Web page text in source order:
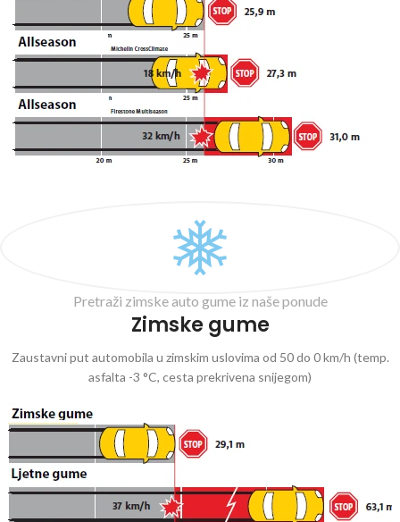
Pretraži zimske auto gume iz naše ponude
Zimske gume
Zaustavni put automobila u zimskim uslovima od 50 do 0 km/h (temp.
asfalta -3 °C, cesta prekrivena snijegom)